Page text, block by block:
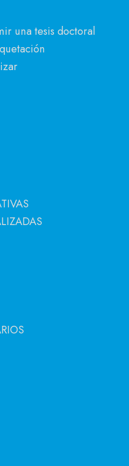
una tesis doctoral